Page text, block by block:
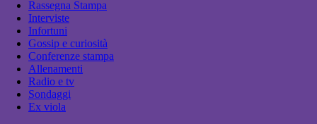
Rassegna Stampa
Interviste
Infortuni
Gossip e curiosità
Conferenze stampa
Allenamenti
Radio e tv
Sondaggi
Ex viola